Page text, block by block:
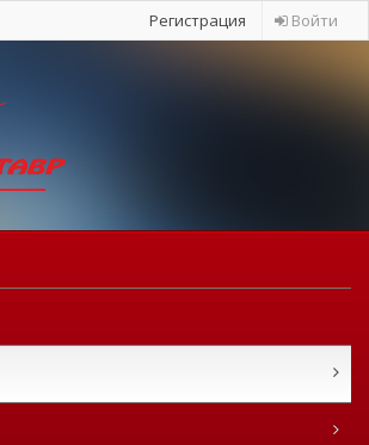
Регистрация Войти